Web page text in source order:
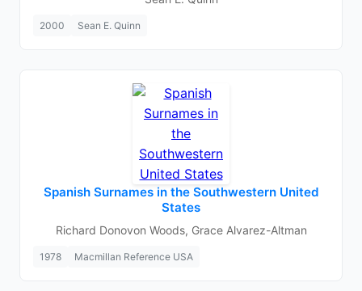
2000 Sean E. Quinn
Spanish Surnames in the Southwestern United
States
Richard Donovon Woods, Grace Alvarez-Altman
1978 Macmillan Reference USA